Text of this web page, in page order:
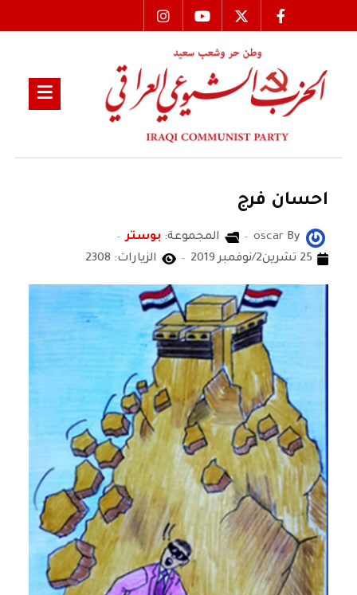
احسان فرج
By
oscar المجموعة: بوستر
25 تشرين2/نوفمبر 2019
الزيارات: 2308